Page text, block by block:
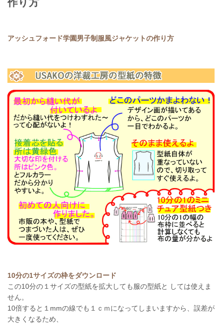
アッシュフォード学園男子制服風ジャケットの作り方
10分の1サイズの枠をダウンロード
この10分の１サイズの型紙を拡大しても服の型紙と しては使えま
せん。
10倍すると１mmの線でも１ｃｍになってしまいますから、誤差が
大きくなるため、